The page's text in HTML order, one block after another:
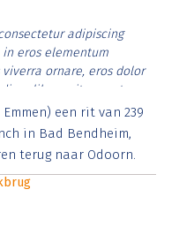
adipiscing
eros elementum
ornare, eros dolor
libero vitae erat.
cursus id rutrum lorem
tristique posuere.
een rit van 239
in Bad Bendheim,
terug naar Odoorn.